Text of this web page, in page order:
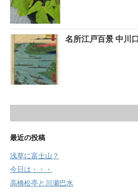
名所江戸百景 中川口
最近の投稿
浅草に富士山？
今日は・・・
高橋松亭と川瀬巴水